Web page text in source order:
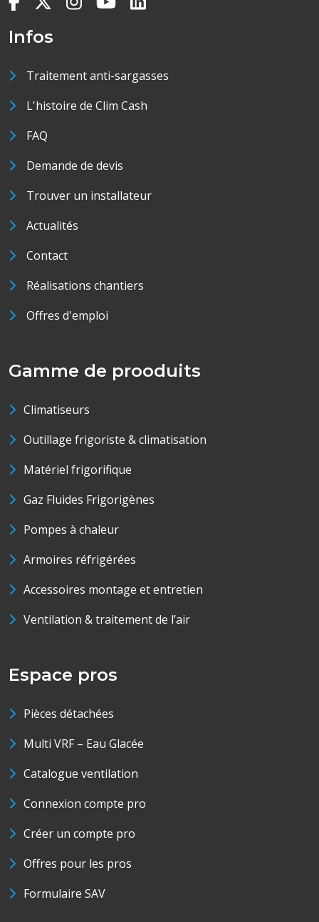
Infos
Traitement anti-sargasses
L'histoire de Clim Cash
FAQ
Demande de devis
Trouver un installateur
Actualités
Contact
Réalisations chantiers
Offres d'emploi
Gamme de prooduits
Climatiseurs
Outillage frigoriste & climatisation
Matériel frigorifique
Gaz Fluides Frigorigènes
Pompes à chaleur
Armoires réfrigérées
Accessoires montage et entretien
Ventilation & traitement de l’air
Espace pros
Pièces détachées
Multi VRF – Eau Glacée
Catalogue ventilation
Connexion compte pro
Créer un compte pro
Offres pour les pros
Formulaire SAV